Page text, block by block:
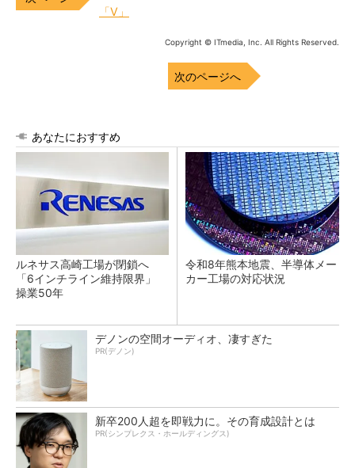
「V」
Copyright © ITmedia, Inc. All Rights Reserved.
次のページへ
あなたにおすすめ
ルネサス高崎工場が閉鎖へ
「6インチライン維持限界」
操業50年
令和8年熊本地震、半導体メー
カー工場の対応状況
デノンの空間オーディオ、凄すぎた
PR(デノン)
新卒200人超を即戦力に。その育成設計とは
PR(シンプレクス・ホールディングス)